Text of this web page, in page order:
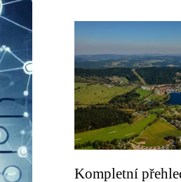
Kompletní